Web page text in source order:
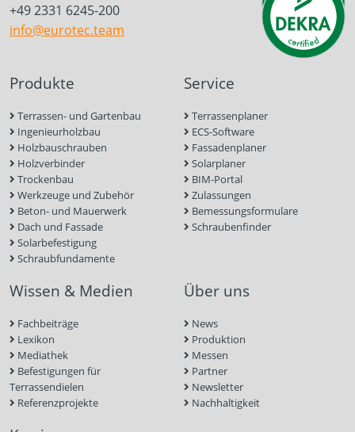
+49 2331 6245-200
info@eurotec.team
Produkte
Terrassen- und Gartenbau
Ingenieurholzbau
Holzbauschrauben
Holzverbinder
Trockenbau
Werkzeuge und Zubehör
Beton- und Mauerwerk
Dach und Fassade
Solarbefestigung
Schraubfundamente
Service
Terrassenplaner
ECS-Software
Fassadenplaner
Solarplaner
BIM-Portal
Zulassungen
Bemessungsformulare
Schraubenfinder
Wissen & Medien
Fachbeiträge
Lexikon
Mediathek
Befestigungen für
Terrassendielen
Referenzprojekte
Über uns
News
Produktion
Messen
Partner
Newsletter
Nachhaltigkeit